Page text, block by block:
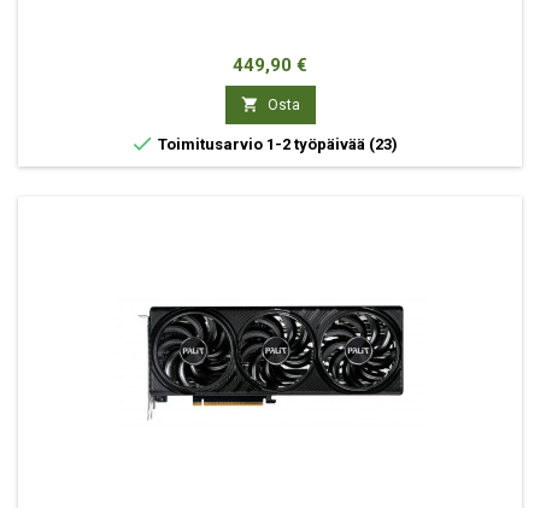
Hinta
449,90 €
 Osta
 Toimitusarvio 1-2 työpäivää (23)